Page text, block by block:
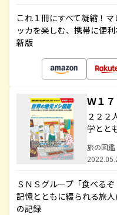
これ１冊にすべて凝縮！
ッカを楽しむ、携帯に便
新版
Ｗ１
２２２
学とと
旅の図鑑
ＳＮＳグループ「食べる
記憶とともに綴られる旅
の記録